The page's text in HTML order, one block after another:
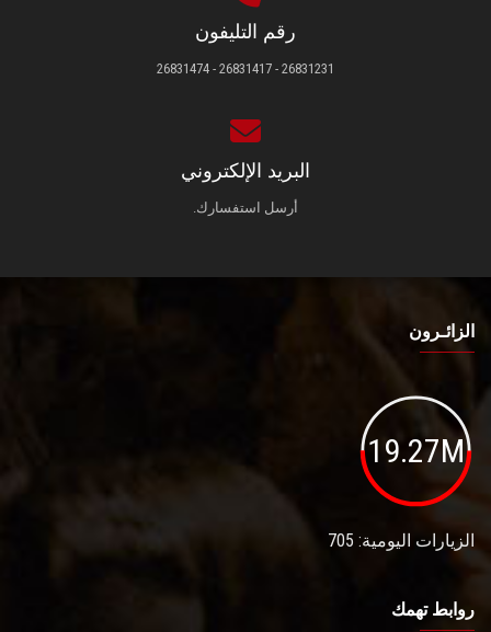
رقم التليفون
26831231 - 26831417 - 26831474
البريد الإلكتروني
أرسل استفسارك.
الزائـرون
19.27M
الزيارات اليومية: 705
روابط تهمك